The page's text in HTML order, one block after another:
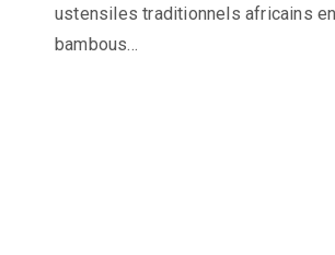
ustensiles traditionnels africains
bambous…